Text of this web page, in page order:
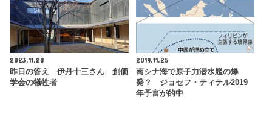
2023.11.28
昨日の答え 伊丹十三さん 創価
学会の犠牲者
2019.11.25
南シナ海で原子力潜水艦の爆
発？ ジョセフ・ティテル2019
年予言が的中